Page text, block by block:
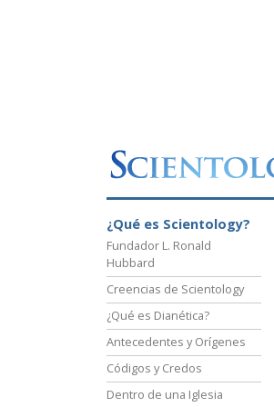
¿Qué es Scientology?
Fundador L. Ronald
Hubbard
Creencias de Scientology
¿Qué es Dianética?
Antecedentes y Orígenes
Códigos y Credos
Dentro de una Iglesia